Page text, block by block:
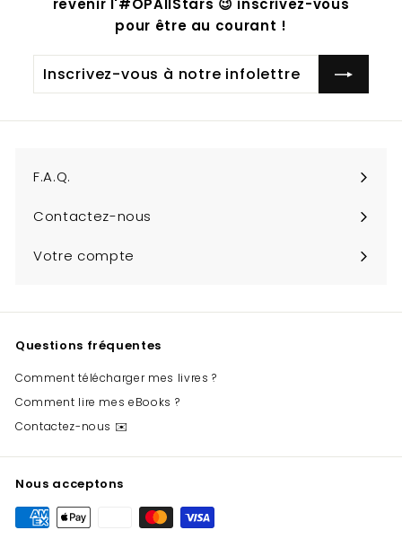
revenir l'#OPAllStars 😉 inscrivez-vous
pour être au courant !
Inscrivez-
vous
notre
S'inscrire
F.A.Q.
Contactez-nous
Votre compte
Questions fréquentes
Comment télécharger mes livres ?
Comment lire mes eBooks ?
Contactez-nous ✉️
Nous acceptons